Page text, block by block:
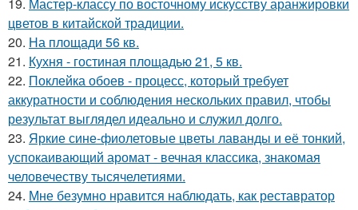
цветов в китайской традиции.
20. На площади 56 кв.
21. Кухня - гостиная площадью 21, 5 кв.
22. Поклейка обоев - процесс, который требует
аккуратности и соблюдения нескольких правил, чтобы
результат выглядел идеально и служил долго.
23. Яркие сине-фиолетовые цветы лаванды и её тонкий,
успокаивающий аромат - вечная классика, знакомая
человечеству тысячелетиями.
24. Мне безумно нравится наблюдать, как реставратор